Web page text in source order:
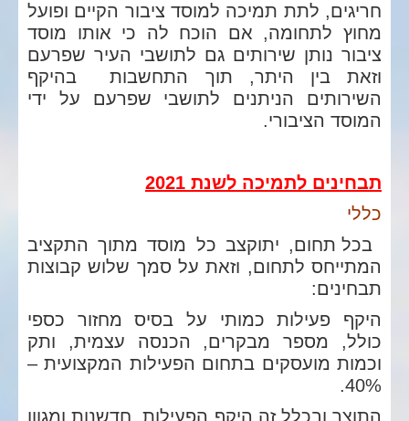
חריגים, לתת תמיכה למוסד ציבור הקיים ופועל
מחוץ לתחומה, אם הוכח לה כי אותו מוסד
ציבור נותן שירותים גם לתושבי העיר שפרעם
וזאת בין היתר, תוך התחשבות בהיקף
השירותים הניתנים לתושבי שפרעם על ידי
המוסד הציבורי.
תבחינים לתמיכה לשנת 2021
כללי
בכל תחום, יתוקצב כל מוסד מתוך התקציב
המתייחס לתחום, וזאת על סמך שלוש קבוצות
תבחינים:
היקף פעילות כמותי על בסיס מחזור כספי
כולל, מספר מבקרים, הכנסה עצמית, ותק
וכמות מועסקים בתחום הפעילות המקצועית –
40%.
התוצר ובכלל זה היקף הפעילות, חדשנות ומגוון